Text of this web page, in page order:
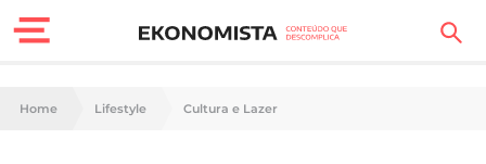
Finanças Pessoais
Home Lifestyle Cultura e Lazer